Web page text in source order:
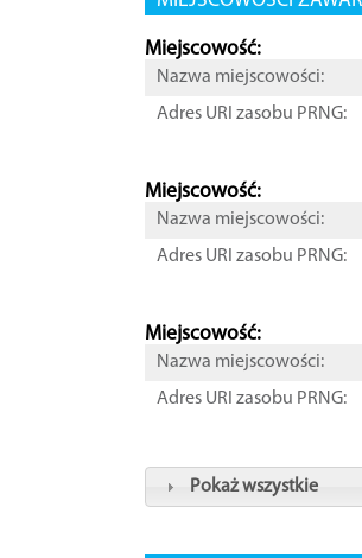
Miejscowość:
Nazwa miejscowości:
Adres URI zasobu PRNG:
Miejscowość:
Nazwa miejscowości:
Adres URI zasobu PRNG:
Miejscowość:
Nazwa miejscowości:
Adres URI zasobu PRNG:
Pokaż wszystkie